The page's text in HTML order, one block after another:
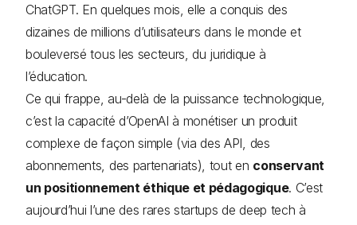
ChatGPT. En quelques mois, elle a conquis des
dizaines de millions d’utilisateurs dans le monde et
bouleversé tous les secteurs, du juridique à
l’éducation.
Ce qui frappe, au-delà de la puissance technologique,
c’est la capacité d’OpenAI à monétiser un produit
complexe de façon simple (via des API, des
abonnements, des partenariats), tout en conservant
un positionnement éthique et pédagogique. C’est
aujourd’hui l’une des rares startups de deep tech à